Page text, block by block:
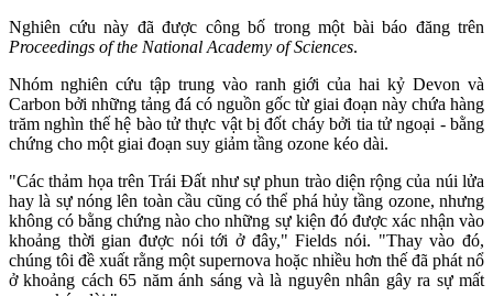
Nghiên cứu này đã được công bố trong một bài báo đăng trên
Proceedings of the National Academy of Sciences.
Nhóm nghiên cứu tập trung vào ranh giới của hai kỷ Devon và
Carbon bởi những tảng đá có nguồn gốc từ giai đoạn này chứa hàng
trăm nghìn thế hệ bào tử thực vật bị đốt cháy bởi tia tử ngoại - bằng
chứng cho một giai đoạn suy giảm tầng ozone kéo dài.
"Các thảm họa trên Trái Đất như sự phun trào diện rộng của núi lửa
hay là sự nóng lên toàn cầu cũng có thể phá hủy tầng ozone, nhưng
không có bằng chứng nào cho những sự kiện đó được xác nhận vào
khoảng thời gian được nói tới ở đây," Fields nói. "Thay vào đó,
chúng tôi đề xuất rằng một supernova hoặc nhiều hơn thế đã phát nổ
ở khoảng cách 65 năm ánh sáng và là nguyên nhân gây ra sự mất